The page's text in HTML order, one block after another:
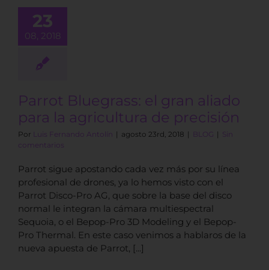
23
08, 2018
aliado para
de
Parrot Bluegrass: el gran aliado
para la agricultura de precisión
Por Luis Fernando Antolín | agosto 23rd, 2018 | BLOG | Sin
comentarios
Parrot sigue apostando cada vez más por su línea
profesional de drones, ya lo hemos visto con el
Parrot Disco-Pro AG, que sobre la base del disco
normal le integran la cámara multiespectral
Sequoia, o el Bepop-Pro 3D Modeling y el Bepop-
Pro Thermal. En este caso venimos a hablaros de la
nueva apuesta de Parrot, [...]